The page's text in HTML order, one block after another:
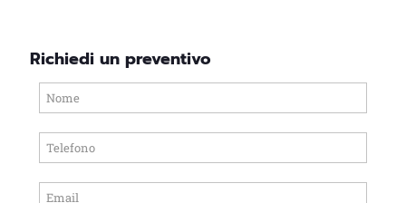
Richiedi un preventivo